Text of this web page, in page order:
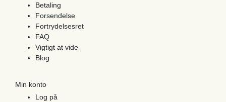
Betaling
Forsendelse
Fortrydelsesret
FAQ
Vigtigt at vide
Blog
Min konto
Log på